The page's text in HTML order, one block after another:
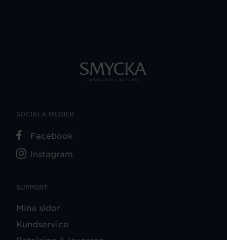
SUPPORT
Mina sidor
Kundservice
SOCIALA MEDIER
Facebook
Instagram